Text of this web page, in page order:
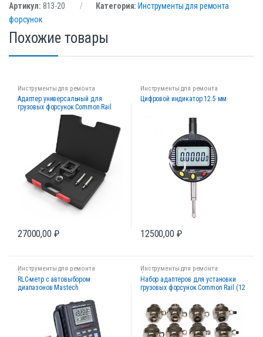
Артикул: 813-20 Категория: Инструменты для ремонта
форсунок
Похожие товары
Инструменты для ремонта
форсунок
Адаптер универсальный для
грузовых форсунок Common Rail
27000,00 ₽
Инструменты для ремонта
форсунок
Цифровой индикатор 12.5 мм
12500,00 ₽
Инструменты для ремонта
форсунок
RLC-метр c автовыбором
диапазонов Mastech
Инструменты для ремонта
форсунок
Набор адаптеров для установки
грузовых форсунок Common Rail (12